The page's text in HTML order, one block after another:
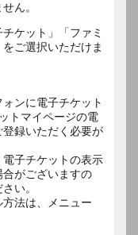
ケット」「ファミ
ご選択いただけま
ンに電子チケット
トマイページの電
録いただく必要が
子チケットの表示
がございますの
い。
法は、メニュー